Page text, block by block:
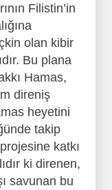
Filistin’in
olan kibir
Bu plana
Hamas,
direniş
heyetini
takip
katkı
ki direnen,
savunan bu